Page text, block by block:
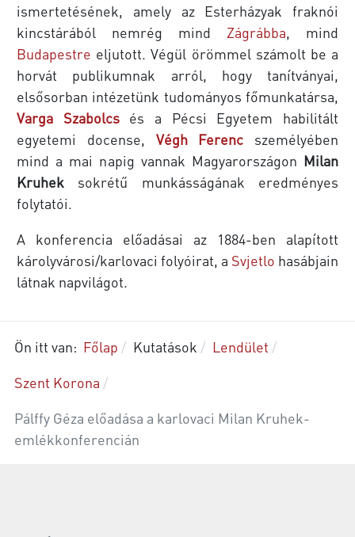
ismertetésének, amely az Esterházyak fraknói
kincstárából nemrég mind Zágrábba, mind
Budapestre eljutott. Végül örömmel számolt be a
horvát publikumnak arról, hogy tanítványai,
elsősorban intézetünk tudományos főmunkatársa,
Varga Szabolcs és a Pécsi Egyetem habilitált
egyetemi docense, Végh Ferenc személyében
mind a mai napig vannak Magyarországon Milan
Kruhek sokrétű munkásságának eredményes
folytatói.
A konferencia előadásai az 1884-ben alapított
károlyvárosi/karlovaci folyóirat, a Svjetlo hasábjain
látnak napvilágot.
Ön itt van: Főlap Kutatások
Lendület
Szent Korona
Pálffy Géza előadása a karlovaci Milan Kruhek-
emlékkonferencián